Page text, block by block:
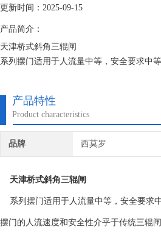
更新时间：2025-09-15
产品简介：
天津桥式斜角三辊闸
系列摆门适用于人流量中等，安全要求中
产品特性
Product characteristics
品牌 西莫罗
天津桥式斜角三辊闸
系列摆门适用于人流量中等，安全要求
摆门的人流速度和安全性介乎于传统三辊